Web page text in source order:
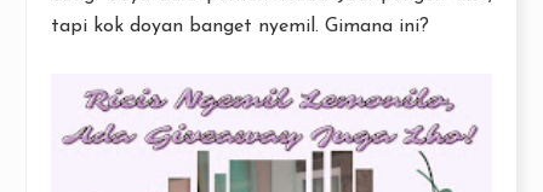
tapi kok doyan banget nyemil. Gimana ini?